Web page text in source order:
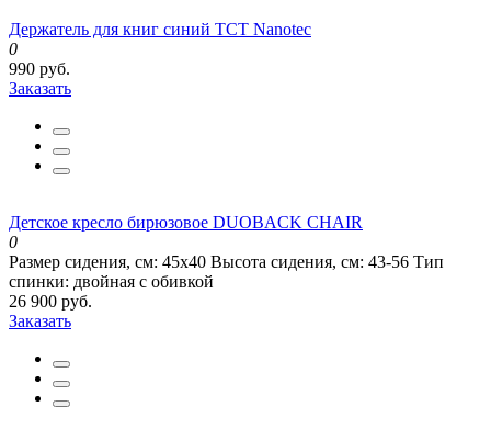
Держатель для книг синий TCT Nanotec
0
990 руб.
Заказать
Детское кресло бирюзовое DUOBACK CHAIR
0
Размер сидения, см: 45х40 Высота сидения, см: 43-56 Тип
спинки: двойная с обивкой
26 900 руб.
Заказать